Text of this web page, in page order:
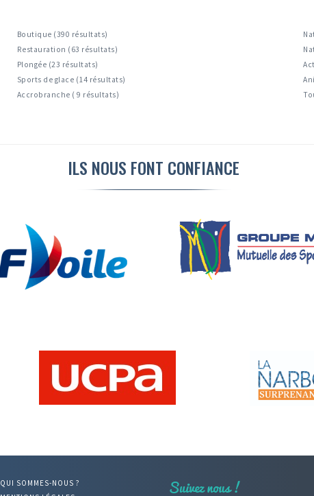
Boutique (390 résultats)
Restauration (63 résultats)
Plongée (23 résultats)
Sports de glace (14 résultats)
Accrobranche ( 9 résultats)
ILS NOUS FONT CONFIANCE
QUI SOMMES-NOUS ?